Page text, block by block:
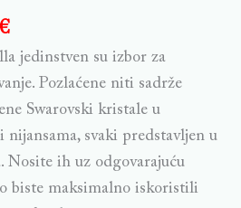
jedinstven su izbor za
Pozlaćene niti sadrže
Swarovski kristale u
svaki predstavljen u
ih uz odgovarajuću
biste maksimalno iskoristili